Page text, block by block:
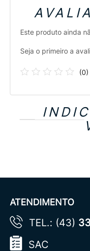
Este produto ainda
Seja o primeiro a
(0)
ATENDIMENTO
TEL.: (43)
SAC